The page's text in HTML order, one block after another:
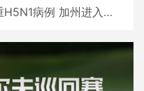
病例 加州进入紧急状态